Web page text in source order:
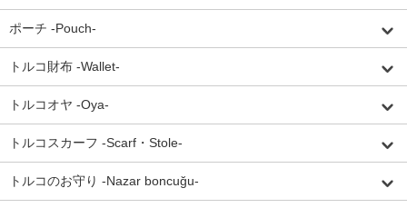
ポーチ -Pouch-
トルコ財布 -Wallet-
トルコオヤ -Oya-
トルコスカーフ -Scarf・Stole-
トルコのお守り -Nazar boncuğu-